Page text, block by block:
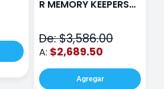
R MEMORY KEEPERS
De: $3,586.00
A: $2,689.50
Agregar